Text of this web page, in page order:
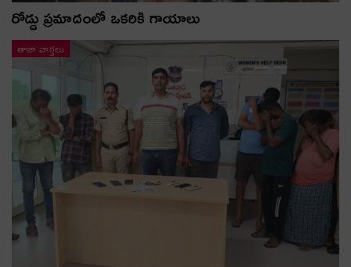
రోడ్డు ప్రమాదంలో ఒకరికి గాయాలు
తాజా వార్తలు